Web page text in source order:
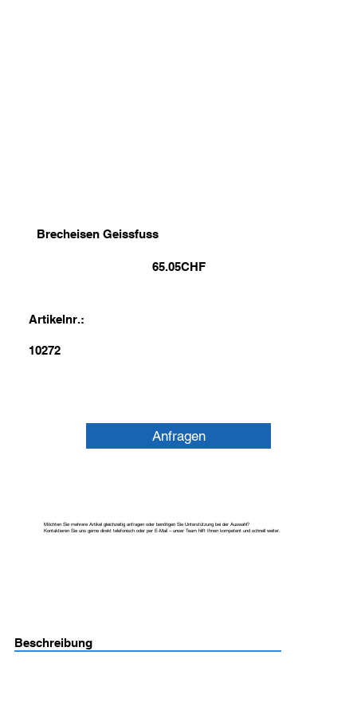
Brecheisen Geissfuss
65.05CHF
Artikelnr.:
10272
Anfragen
Möchten Sie mehrere Artikel gleichzeitig anfragen oder benötigen Sie Unterstützung bei der Auswahl?
Kontaktieren Sie uns gerne direkt telefonisch oder per E-Mail – unser Team hilft Ihnen kompetent und schnell weiter.
Beschreibung